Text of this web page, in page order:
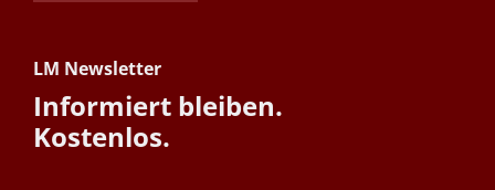
LM Newsletter
Informiert bleiben.
Kostenlos.